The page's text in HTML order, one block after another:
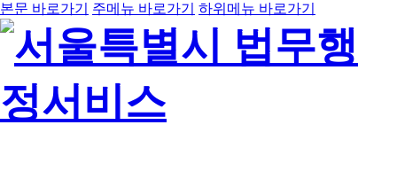
본문 바로가기 주메뉴 바로가기 하위메뉴 바로가기